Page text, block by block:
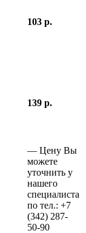
103 р.
139 р.
— Цену Вы
можете
уточнить у
нашего
специалиста
по тел.: +7
(342) 287-
50-90